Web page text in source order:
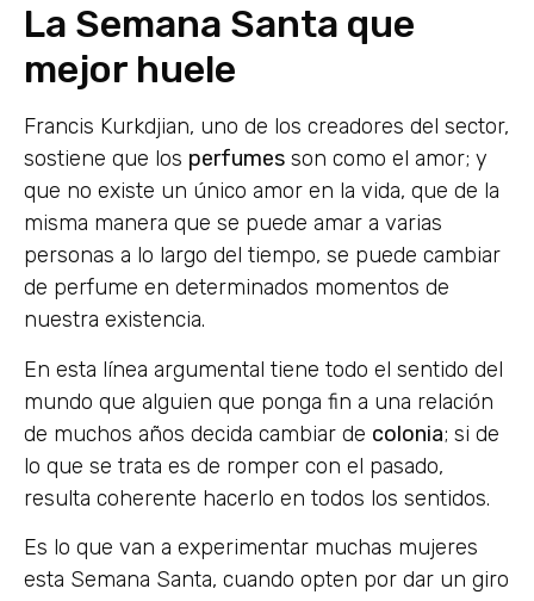
La Semana Santa que
mejor huele
Francis Kurkdjian, uno de los creadores del sector,
sostiene que los perfumes son como el amor; y
que no existe un único amor en la vida, que de la
misma manera que se puede amar a varias
personas a lo largo del tiempo, se puede cambiar
de perfume en determinados momentos de
nuestra existencia.
En esta línea argumental tiene todo el sentido del
mundo que alguien que ponga fin a una relación
de muchos años decida cambiar de colonia; si de
lo que se trata es de romper con el pasado,
resulta coherente hacerlo en todos los sentidos.
Es lo que van a experimentar muchas mujeres
esta Semana Santa, cuando opten por dar un giro